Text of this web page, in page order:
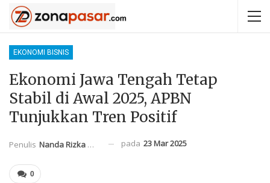
EKONOMI BISNIS
Ekonomi Jawa Tengah Tetap
Stabil di Awal 2025, APBN
Tunjukkan Tren Positif
Penulis Nanda Rizka Mahendra pada 23 Mar 2025
0